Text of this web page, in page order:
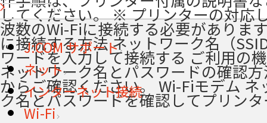
してください。 ※ プリンターの対応
波数のWi-Fiに接続する必要がありま
に接続する方法 ネットワーク名（
ワードを入力して接続する ご利用の
ネットワーク名とパスワードの確認
からご確認ください。 Wi-Fiモデム ネ
ク名とパスワードを確認してプリン
J:COM サポート
ネット
インターネット接続
Wi-Fi